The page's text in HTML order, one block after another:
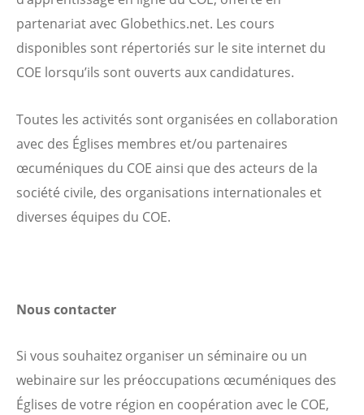
partenariat avec Globethics.net. Les cours
disponibles sont répertoriés sur le site internet du
COE lorsqu’ils sont ouverts aux candidatures.
Toutes les activités sont organisées en collaboration
avec des Églises membres et/ou partenaires
œcuméniques du COE ainsi que des acteurs de la
société civile, des organisations internationales et
diverses équipes du COE.
Nous contacter
Si vous souhaitez organiser un séminaire ou un
webinaire sur les préoccupations œcuméniques des
Églises de votre région en coopération avec le COE,